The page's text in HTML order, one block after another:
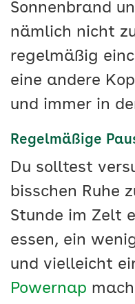
Sonnenbrand
nämlich nicht
regelmäßig
eine andere
und immer in
Regelmäßige
Du solltest
bisschen Ruhe
Stunde im Zelt
essen, ein
und vielleicht
Powernap